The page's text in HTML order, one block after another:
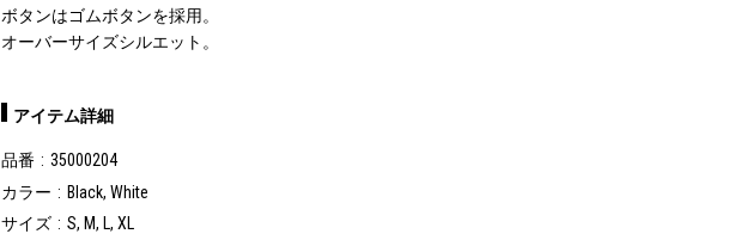
ボタンはゴムボタンを採用。
オーバーサイズシルエット。
アイテム詳細
品番
35000204
カラー
Black, White
サイズ
S, M, L, XL